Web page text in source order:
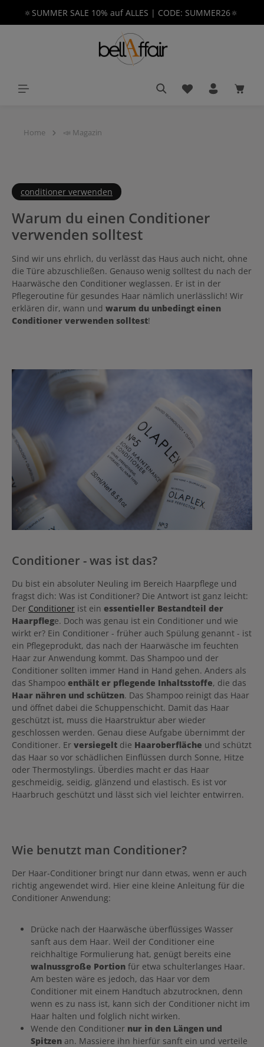
springen
🔅SUMMER SALE 10% auf ALLES | CODE: SUMMER26🔅
Du hast 0
Home 📣 Magazin
conditioner verwenden
Warum du einen Conditioner
verwenden solltest
Sind wir uns ehrlich, du verlässt das Haus auch nicht, ohne
die Türe abzuschließen. Genauso wenig solltest du nach der
Haarwäsche den Conditioner weglassen. Er ist in der
Pflegeroutine für gesundes Haar nämlich unerlässlich! Wir
erklären dir, wann und warum du unbedingt einen
Conditioner verwenden solltest!
Conditioner - was ist das?
Du bist ein absoluter Neuling im Bereich Haarpflege und
fragst dich: Was ist Conditioner? Die Antwort ist ganz leicht:
Der Conditioner ist ein essentieller Bestandteil der
Haarpflege. Doch was genau ist ein Conditioner und wie
wirkt er? Ein Conditioner - früher auch Spülung genannt - ist
ein Pflegeprodukt, das nach der Haarwäsche im feuchten
Haar zur Anwendung kommt. Das Shampoo und der
Conditioner sollten immer Hand in Hand gehen. Anders als
das Shampoo enthält er pflegende Inhaltsstoffe, die das
Haar nähren und schützen. Das Shampoo reinigt das Haar
und öffnet dabei die Schuppenschicht. Damit das Haar
geschützt ist, muss die Haarstruktur aber wieder
geschlossen werden. Genau diese Aufgabe übernimmt der
Conditioner. Er versiegelt die Haaroberfläche und schützt
das Haar so vor schädlichen Einflüssen durch Sonne, Hitze
oder Thermostylings. Überdies macht er das Haar
geschmeidig, seidig, glänzend und elastisch. Es ist vor
Haarbruch geschützt und lässt sich viel leichter entwirren.
Wie benutzt man Conditioner?
Der Haar-Conditioner bringt nur dann etwas, wenn er auch
richtig angewendet wird. Hier eine kleine Anleitung für die
Conditioner Anwendung:
Drücke nach der Haarwäsche überflüssiges Wasser
sanft aus dem Haar. Weil der Conditioner eine
reichhaltige Formulierung hat, genügt bereits eine
walnussgroße Portion für etwa schulterlanges Haar.
Am besten wäre es jedoch, das Haar vor dem
Conditioner mit einem Handtuch abzutrocknen, denn
wenn es zu nass ist, kann sich der Conditioner nicht im
Haar halten und folglich nicht wirken.
Wende den Conditioner nur in den Längen und
Spitzen an. Massiere ihn hierfür sanft ein und verteile